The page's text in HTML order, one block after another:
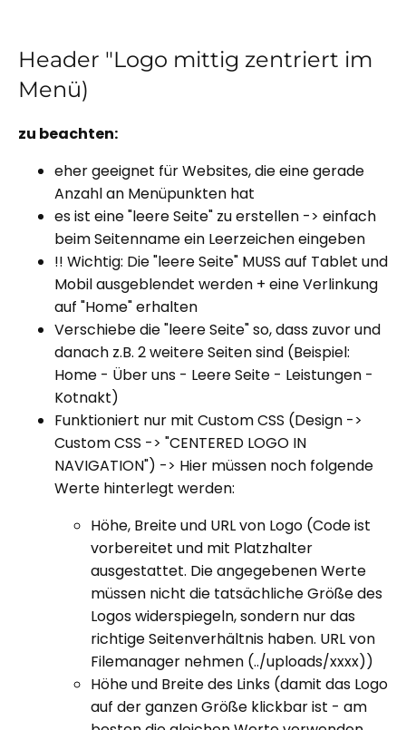
Header "Logo mittig zentriert im
Menü)
zu beachten:
eher geeignet für Websites, die eine gerade
Anzahl an Menüpunkten hat
es ist eine "leere Seite" zu erstellen -> einfach
beim Seitenname ein Leerzeichen eingeben
!! Wichtig: Die "leere Seite" MUSS auf Tablet und
Mobil ausgeblendet werden + eine Verlinkung
auf "Home" erhalten
Verschiebe die "leere Seite" so, dass zuvor und
danach z.B. 2 weitere Seiten sind (Beispiel:
Home - Über uns - Leere Seite - Leistungen -
Kotnakt)
Funktioniert nur mit Custom CSS (Design ->
Custom CSS -> "CENTERED LOGO IN
NAVIGATION") -> Hier müssen noch folgende
Werte hinterlegt werden:
Höhe, Breite und URL von Logo (Code ist
vorbereitet und mit Platzhalter
ausgestattet. Die angegebenen Werte
müssen nicht die tatsächliche Größe des
Logos widerspiegeln, sondern nur das
richtige Seitenverhältnis haben. URL von
Filemanager nehmen (../uploads/xxxx))
Höhe und Breite des Links (damit das Logo
auf der ganzen Größe klickbar ist - am